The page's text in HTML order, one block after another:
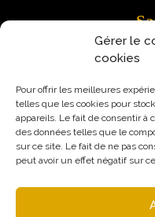
Gérer le
cookies
Pour offrir les meilleures
telles que les cookies pour
appareils. Le fait de consentir à
des données telles que le
sur ce site. Le fait de ne pas
peut avoir un effet négatif sur
9 Rue